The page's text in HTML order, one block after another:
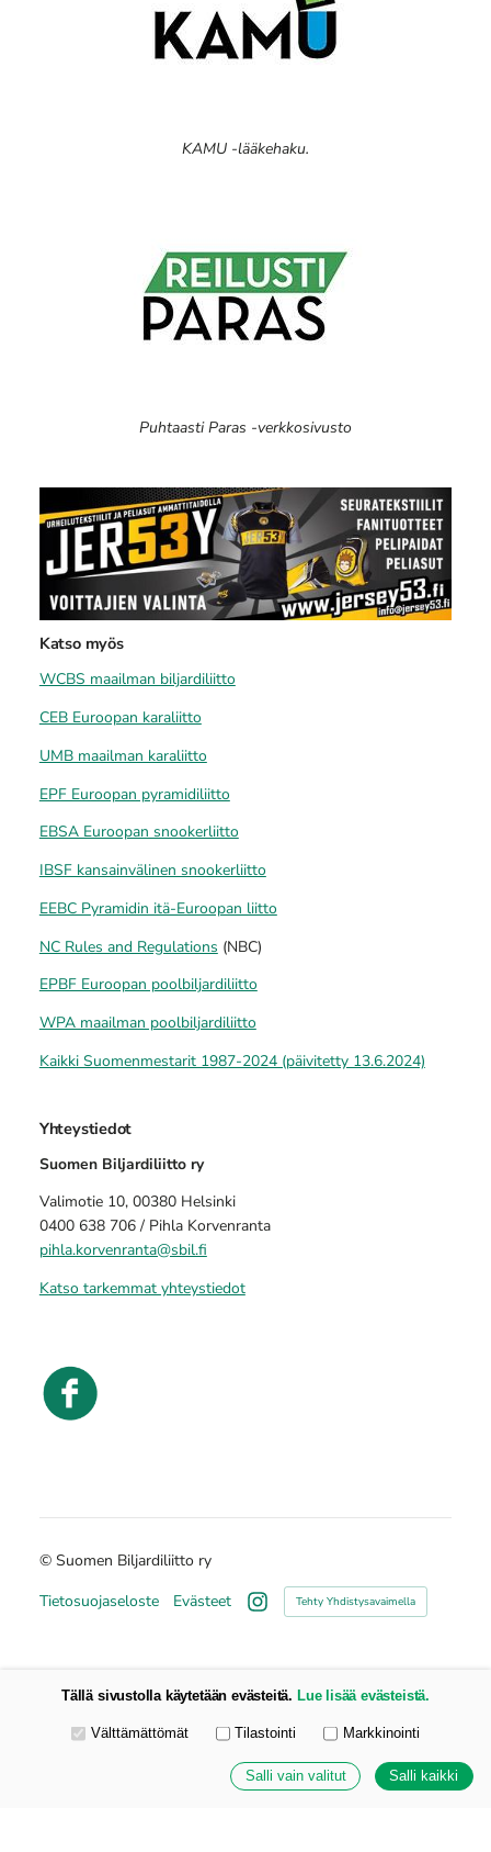
KAMU -lääkehaku.
Puhtaasti Paras -verkkosivusto
Katso myös
WCBS maailman biljardiliitto
CEB Euroopan karaliitto
UMB maailman karaliitto
EPF Euroopan pyramidiliitto
EBSA Euroopan snookerliitto
IBSF kansainvälinen snookerliitto
EEBC Pyramidin itä-Euroopan liitto
NC Rules and Regulations (NBC)
EPBF Euroopan poolbiljardiliitto
WPA maailman poolbiljardiliitto
Kaikki Suomenmestarit 1987-2024 (päivitetty 13.6.2024)
Yhteystiedot
Suomen Biljardiliitto ry
Valimotie 10, 00380 Helsinki
0400 638 706 / Pihla Korvenranta
pihla.korvenranta@sbil.fi
Katso tarkemmat yhteystiedot
© Suomen Biljardiliitto ry
Tietosuojaseloste
Evästeet
Instagram
Tehty Yhdistysavaimella
Tällä sivustolla käytetään evästeitä. Lue lisää evästeistä.
Valitse käytettävät evästeet
Välttämättömät Tilastointi Markkinointi
Salli vain valitut Salli kaikki